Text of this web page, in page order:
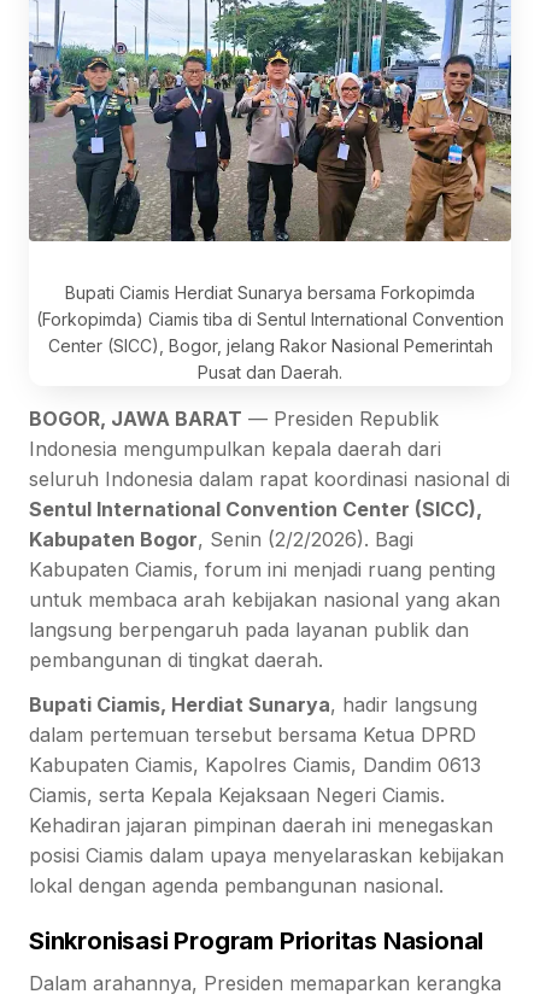
Bupati Ciamis Herdiat Sunarya bersama Forkopimda
(Forkopimda) Ciamis tiba di Sentul International Convention
Center (SICC), Bogor, jelang Rakor Nasional Pemerintah
Pusat dan Daerah.
BOGOR, JAWA BARAT — Presiden Republik
Indonesia mengumpulkan kepala daerah dari
seluruh Indonesia dalam rapat koordinasi nasional di
Sentul International Convention Center (SICC),
Kabupaten Bogor, Senin (2/2/2026). Bagi
Kabupaten Ciamis, forum ini menjadi ruang penting
untuk membaca arah kebijakan nasional yang akan
langsung berpengaruh pada layanan publik dan
pembangunan di tingkat daerah.
Bupati Ciamis, Herdiat Sunarya, hadir langsung
dalam pertemuan tersebut bersama Ketua DPRD
Kabupaten Ciamis, Kapolres Ciamis, Dandim 0613
Ciamis, serta Kepala Kejaksaan Negeri Ciamis.
Kehadiran jajaran pimpinan daerah ini menegaskan
posisi Ciamis dalam upaya menyelaraskan kebijakan
lokal dengan agenda pembangunan nasional.
Sinkronisasi Program Prioritas Nasional
Dalam arahannya, Presiden memaparkan kerangka